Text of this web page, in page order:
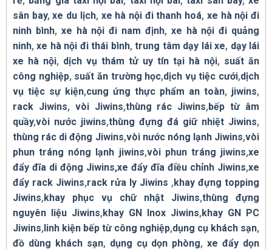
sân bay,xe du lịch, xe hà nội đi thanh hoá, xe hà nội đi
ninh bình, xe hà nội đi nam định, xe hà nội đi quảng
ninh,xe hà nội đi thái bình,trung tâm dạy lái xe, dạy lái
xe hà nội, dịch vụ thám tử uy tín tại hà nội, suất ăn
công nghiệp, suất ăn trường học,dịch vụ tiệc cưới,dịch
vụ tiệc sự kiện,cung ứng thực phẩm an toàn, jiwins,
rack Jiwins, vòi Jiwins,thùng rác Jiwins,bếp từ âm
quầy,vòi nước jiwins,thùng đựng đá giữ nhiệt Jiwins,
thùng rác di động Jiwins,vòi nước nóng lạnh Jiwins,vòi
phun tráng nóng lạnh jiwins,vòi phun tráng jiwins,xe
đẩy đĩa di động Jiwins,xe đẩy đĩa điều chỉnh Jiwins,xe
đẩy rack Jiwins,rack rửa ly Jiwins ,khay đựng topping
Jiwins,khay phục vụ chữ nhật Jiwins,thùng đựng
nguyên liệu Jiwins,khay GN Inox Jiwins,khay GN PC
Jiwins,linh kiện bếp từ công nghiệp,dụng cụ khách sạn,
đồ dùng khách sạn, dụng cụ dọn phòng,xe đẩy dọn